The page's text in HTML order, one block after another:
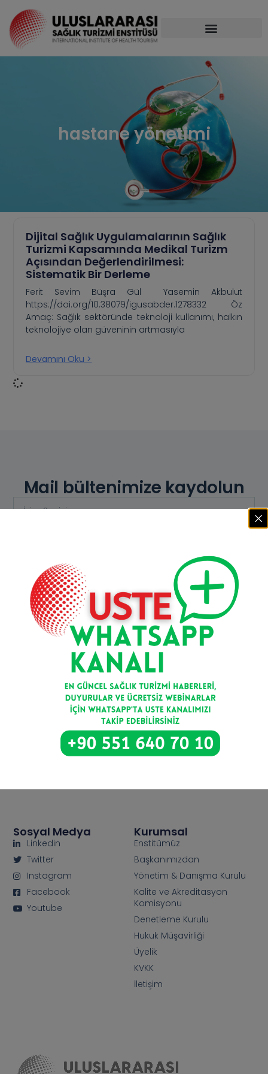
hastane yönetimi
Dijital Sağlık Uygulamalarının Sağlık
Turizmi Kapsamında Medikal Turizm
Açısından Değerlendirilmesi:
Sistematik Bir Derleme
Ferit Sevim Büşra Gül Yasemin Akbulut
https://doi.org/10.38079/igusabder.1278332 Öz
Amaç: Sağlık sektöründe teknoloji kullanımı, halkın
teknolojiye olan güveninin artmasıyla
Devamını Oku >
Mail bültenimize kaydolun
Kayıt Ol
Kurumsal
Enstitümüz
Başkanımızdan
Yönetim & Danışma Kurulu
Kalite ve Akreditasyon
Komisyonu
Denetleme Kurulu
Hukuk Müşavirliği
Üyelik
KVKK
İletişim
Sosyal Medya
Linkedin
Twitter
Instagram
Facebook
Youtube
Bize Ulaşın
Balgat Mahallesi, Ceyhun Atuf Kansu Caddesi, 36/6
Çankaya/Ankara
info@uste.org.tr
0 551 640 70 10